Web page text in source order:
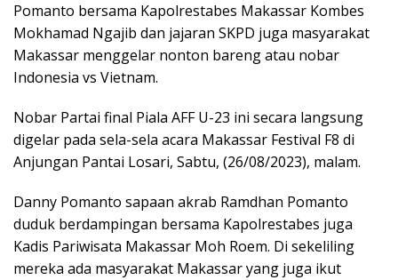
Pomanto bersama Kapolrestabes Makassar Kombes
Mokhamad Ngajib dan jajaran SKPD juga masyarakat
Makassar menggelar nonton bareng atau nobar
Indonesia vs Vietnam.
Nobar Partai final Piala AFF U-23 ini secara langsung
digelar pada sela-sela acara Makassar Festival F8 di
Anjungan Pantai Losari, Sabtu, (26/08/2023), malam.
Danny Pomanto sapaan akrab Ramdhan Pomanto
duduk berdampingan bersama Kapolrestabes juga
Kadis Pariwisata Makassar Moh Roem. Di sekeliling
mereka ada masyarakat Makassar yang juga ikut